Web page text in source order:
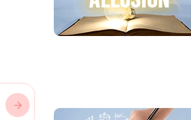
Jetzt lesen